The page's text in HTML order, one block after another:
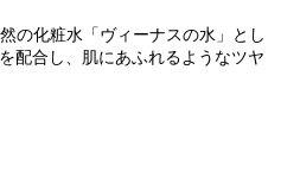
の化粧水「ヴィーナスの水」とし
配合し、肌にあふれるようなツヤ